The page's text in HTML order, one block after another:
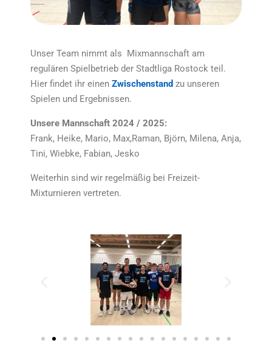
Unser Team nimmt als Mixmannschaft am
regulären Spielbetrieb der Stadtliga Rostock teil.
Hier findet ihr einen Zwischenstand zu unseren
Spielen und Ergebnissen.
Unsere Mannschaft 2024 / 2025:
Frank, Heike, Mario, Max,Raman, Björn, Milena, Anja,
Tini, Wiebke, Fabian, Jesko
Weiterhin sind wir regelmäßig bei Freizeit-
Mixturnieren vertreten.